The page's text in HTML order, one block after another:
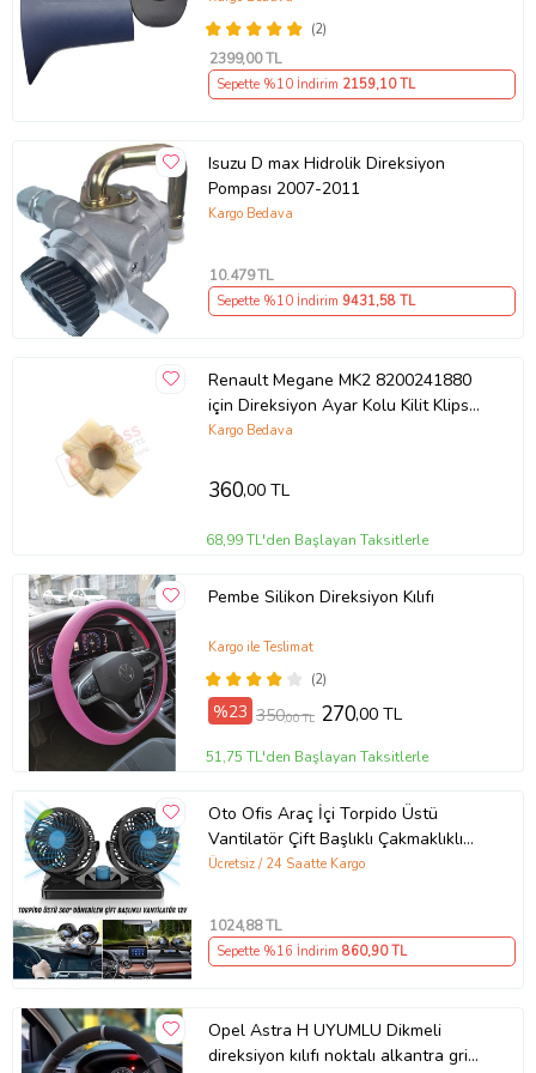
(2)
2399,00 TL
Sepette %10 İndirim 2159,10 TL
Isuzu D max Hidrolik Direksiyon
Pompası 2007-2011
Kargo Bedava
10.479TL
Sepette %10 İndirim 9431,58 TL
Renault Megane MK2 8200241880
için Direksiyon Ayar Kolu Kilit Klips
Plastiği
Kargo Bedava
360,00 TL
68,99 TL'den Başlayan Taksitlerle
Pembe Silikon Direksiyon Kılıfı
(2)
Kargo ile Teslimat
%23 350,00 TL 270,00 TL
51,75 TL'den Başlayan Taksitlerle
Oto Ofis Araç İçi Torpido Üstü
Vantilatör Çift Başlıklı Çakmaklıklı
Soğutucu Fan 360° Dönebilen 12V
Ücretsiz / 24 Saatte Kargo
1024,88 TL
Sepette %16 İndirim 860,90 TL
Opel Astra H UYUMLU Dikmeli
direksiyon kılıfı noktalı alkantra gri